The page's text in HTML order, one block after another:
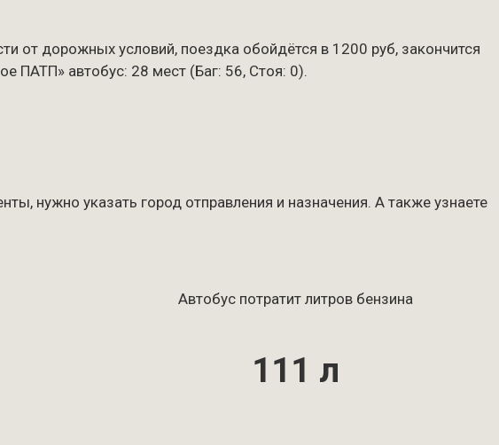
от дорожных условий, поездка обойдётся в 1200 руб, закончится
ПАТП» автобус: 28 мест (Баг: 56, Стоя: 0).
нужно указать город отправления и назначения. А также узнаете
Автобус потратит литров бензина
111 л